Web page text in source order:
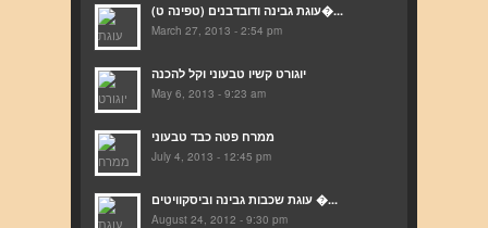
(עוגת גבינה ודובדבנים (טפינה ט�...
March 27, 2013 - 2:54 pm
יוגורט קשיו טבעוני וקל להכנה
May 6, 2013 - 9:23 am
ממרח פטה כבד טבעוני
July 4, 2013 - 12:45 pm
עוגת שכבות גבינה וביסקוויטים �...
August 24, 2012 - 9:30 pm